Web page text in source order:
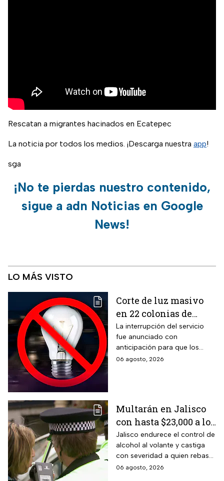
Rescatan a migrantes hacinados en Ecatepec
La noticia por todos los medios. ¡Descarga nuestra app!
sga
¡No te pierdas nuestro contenido,
sigue a adn Noticias en Google
News!
LO MÁS VISTO
Corte de luz masivo
en 22 colonias de
México; zonas
afectadas hoy 7 de
agosto
La interrupción del servicio
fue anunciado con
anticipación para que los
usuarios puedan tomar las
06 agosto, 2026
Multarán en Jalisco
con hasta $23,000 a los
conductores que
superen este límite en
la prueba de
alcoholemia
Jalisco endurece el control de
alcohol al volante y castiga
con severidad a quien rebase
el nuevo límite de sangre o
06 agosto, 2026